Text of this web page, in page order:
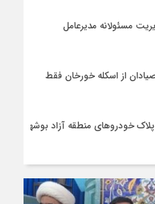
مسئولانه مدیرعامل
از اسکله خورخان فقط
خودروهای منطقه آزاد بوشهر
ارائه خدمات و نقشه‌برداری